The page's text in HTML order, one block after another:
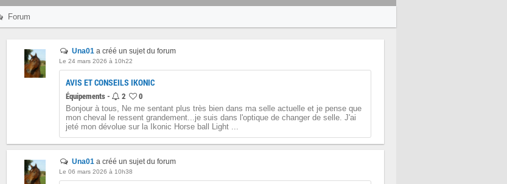
Forum
Una01 a créé un sujet du forum
Le 24 mars 2026 à 10h22
AVIS ET CONSEILS IKONIC
Équipements - 2 0
Bonjour à tous, Ne me sentant plus très bien dans ma selle actuelle et je pense que
mon cheval le ressent grandement...je suis dans l'optique de changer de selle. J'ai
jeté mon dévolue sur la Ikonic Horse ball Light ...
Una01 a créé un sujet du forum
Le 06 mars 2026 à 10h38